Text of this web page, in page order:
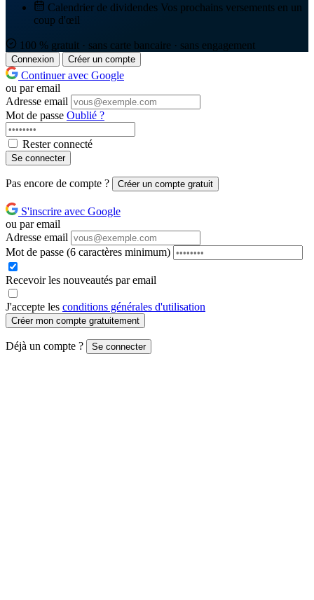
Calendrier de dividendes Vos prochains versements en un
coup d'œil
100 % gratuit · sans carte bancaire · sans engagement
Connexion Créer un compte
Continuer avec Google
ou par email
Adresse email
Mot de passe Oublié ?
Rester connecté
Se connecter
Pas encore de compte ? Créer un compte gratuit
S'inscrire avec Google
ou par email
Adresse email
Mot de passe (6 caractères minimum)
Recevoir les nouveautés par email
J'accepte les conditions générales d'utilisation
Créer mon compte gratuitement
Déjà un compte ? Se connecter